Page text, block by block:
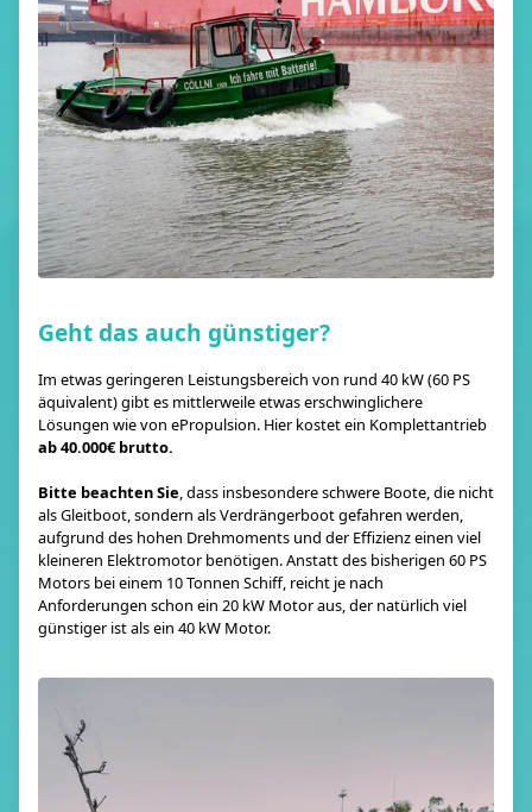
Geht das auch günstiger?
Im etwas geringeren Leistungsbereich von rund 40 kW (60 PS
äquivalent) gibt es mittlerweile etwas erschwinglichere
Lösungen wie von ePropulsion. Hier kostet ein Komplettantrieb
ab 40.000€ brutto.
Bitte beachten Sie, dass insbesondere schwere Boote, die nicht
als Gleitboot, sondern als Verdrängerboot gefahren werden,
aufgrund des hohen Drehmoments und der Effizienz einen viel
kleineren Elektromotor benötigen. Anstatt des bisherigen 60 PS
Motors bei einem 10 Tonnen Schiff, reicht je nach
Anforderungen schon ein 20 kW Motor aus, der natürlich viel
günstiger ist als ein 40 kW Motor.